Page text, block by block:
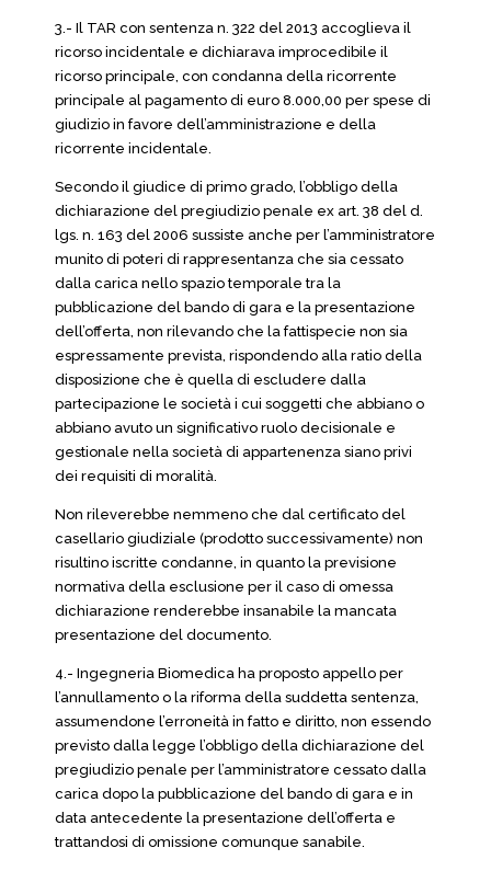
3.- Il TAR con sentenza n. 322 del 2013 accoglieva il
ricorso incidentale e dichiarava improcedibile il
ricorso principale, con condanna della ricorrente
principale al pagamento di euro 8.000,00 per spese di
giudizio in favore dell’amministrazione e della
ricorrente incidentale.
Secondo il giudice di primo grado, l’obbligo della
dichiarazione del pregiudizio penale ex art. 38 del d.
lgs. n. 163 del 2006 sussiste anche per l’amministratore
munito di poteri di rappresentanza che sia cessato
dalla carica nello spazio temporale tra la
pubblicazione del bando di gara e la presentazione
dell’offerta, non rilevando che la fattispecie non sia
espressamente prevista, rispondendo alla ratio della
disposizione che è quella di escludere dalla
partecipazione le società i cui soggetti che abbiano o
abbiano avuto un significativo ruolo decisionale e
gestionale nella società di appartenenza siano privi
dei requisiti di moralità.
Non rileverebbe nemmeno che dal certificato del
casellario giudiziale (prodotto successivamente) non
risultino iscritte condanne, in quanto la previsione
normativa della esclusione per il caso di omessa
dichiarazione renderebbe insanabile la mancata
presentazione del documento.
4.- Ingegneria Biomedica ha proposto appello per
l’annullamento o la riforma della suddetta sentenza,
assumendone l’erroneità in fatto e diritto, non essendo
previsto dalla legge l’obbligo della dichiarazione del
pregiudizio penale per l’amministratore cessato dalla
carica dopo la pubblicazione del bando di gara e in
data antecedente la presentazione dell’offerta e
trattandosi di omissione comunque sanabile.